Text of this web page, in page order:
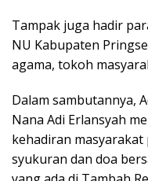
Tampak juga hadir
NU Kabupaten
agama, tokoh
Dalam sambutannya,
Nana Adi Erlansyah
kehadiran masyarakat
syukuran dan doa